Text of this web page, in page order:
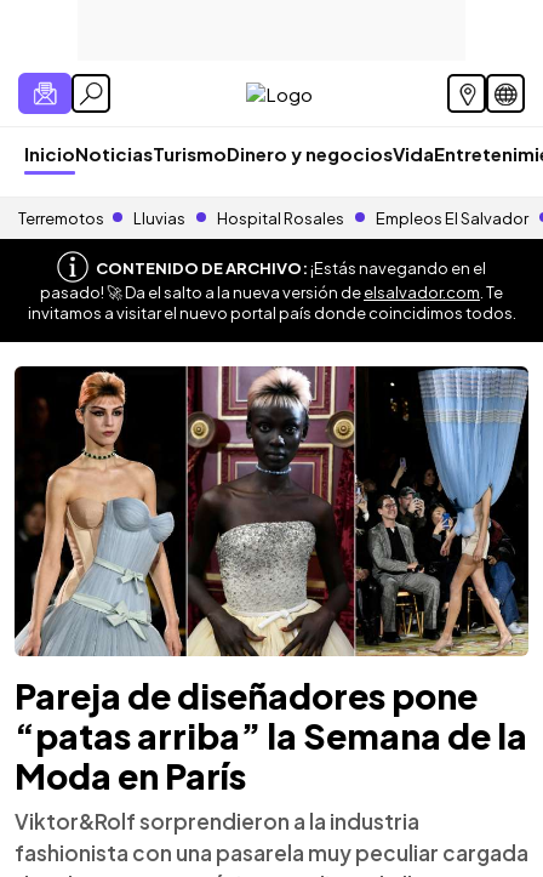
InicioNoticiasTurismoDinero y negociosVida
Terremotos Lluvias Hospital Rosales Empleos El Salvador
CONTENIDO DE ARCHIVO:¡Estás navegando en el
pasado! 🚀 Da el salto a la nueva versión deelsalvador.com . Te
invitamos a visitar el nuevo portal país donde coincidimos todos.
Pareja de diseñadores pone
“patas arriba” la Semana de la
Moda en París
Viktor&Rolf sorprendieron a la industria
fashionista con una pasarela muy peculiar cargada